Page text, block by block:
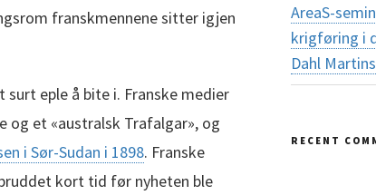
franskmennene sitter igjen
surt eple å bite i. Franske medier
og et «australsk Trafalgar», og
i Sør-Sudan i 1898. Franske
kort tid før nyheten ble
AreaS-
krigføring i
Dahl
RECENT